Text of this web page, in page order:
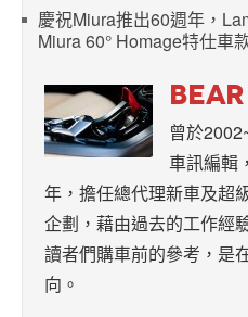
慶祝Miura推出60週年，
Miura 60° Homage特仕車
BEAR
曾於
車訊編輯
年，擔任總代理新車及超
企劃，藉由過去的工作經
讀者們購車前的參考，是
向。